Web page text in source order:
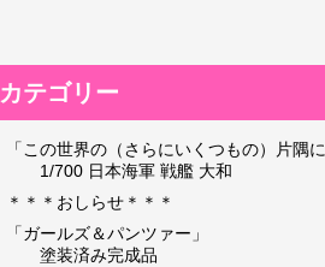
カテゴリー
「この世界の（さらにいくつもの）片隅に
1/700 日本海軍 戦艦 大和
＊＊＊おしらせ＊＊＊
「ガールズ＆パンツァー」
塗装済み完成品